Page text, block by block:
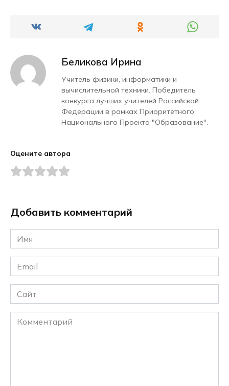
Беликова Ирина
Учитель физики, информатики и
вычислительной техники. Победитель
конкурса лучших учителей Российской
Федерации в рамках Приоритетного
Национального Проекта "Образование".
Оцените автора
Добавить комментарий
Имя
*
Email
*
Сайт
Комментарий